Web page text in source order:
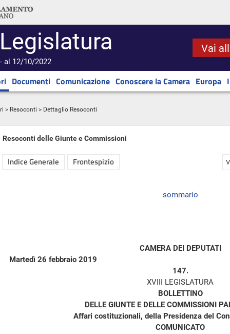
al 12/10/2022
Vai
Documenti Comunicazione Conoscere la Camera Europa
> Resoconti > Dettaglio Resoconti
Resoconti delle Giunte e Commissioni
Indice Generale Frontespizio
sommario
CAMERA DEI DEPUTATI
Martedì 26 febbraio 2019
147.
XVIII LEGISLATURA
BOLLETTINO
DELLE GIUNTE E DELLE COMMISSIONI
Affari costituzionali, della Presidenza del
COMUNICATO